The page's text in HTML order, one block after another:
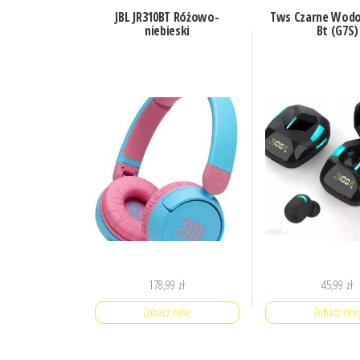
JBL JR310BT Różowo-
niebieski
178,99 zł
Zobacz cenę
Tws Czarne
Bt (G7S)
45,99 zł
Zobacz